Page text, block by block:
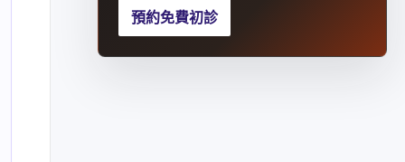
預約免費初診